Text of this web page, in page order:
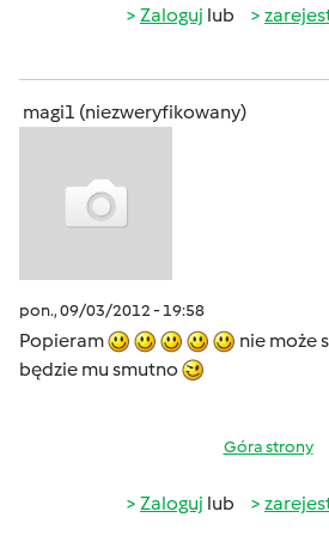
Zaloguj lub
magi1 (niezweryfikowany)
pon., 09/03/2012 - 19:58
Popieram
nie może
będzie mu smutno
Góra strony
Zaloguj lub